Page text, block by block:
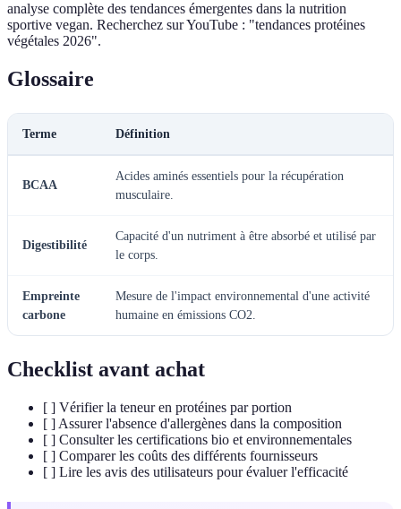
analyse complète des tendances émergentes dans la nutrition
sportive vegan. Recherchez sur YouTube : "tendances protéines
végétales 2026".
Glossaire
Terme Définition
BCAA
Acides aminés essentiels pour la récupération
musculaire.
Digestibilité
Capacité d'un nutriment à être absorbé et utilisé par
le corps.
Empreinte
carbone
Mesure de l'impact environnemental d'une activité
humaine en émissions CO2.
Checklist avant achat
[ ] Vérifier la teneur en protéines par portion
[ ] Assurer l'absence d'allergènes dans la composition
[ ] Consulter les certifications bio et environnementales
[ ] Comparer les coûts des différents fournisseurs
[ ] Lire les avis des utilisateurs pour évaluer l'efficacité